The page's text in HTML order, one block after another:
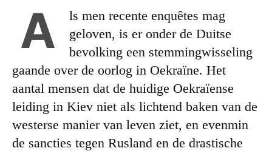
A
ls men recente enquêtes mag
geloven, is er onder de Duitse
bevolking een stemmingwisseling
gaande over de oorlog in Oekraïne. Het
aantal mensen dat de huidige Oekraïense
leiding in Kiev niet als lichtend baken van de
westerse manier van leven ziet, en evenmin
de sancties tegen Rusland en de drastische